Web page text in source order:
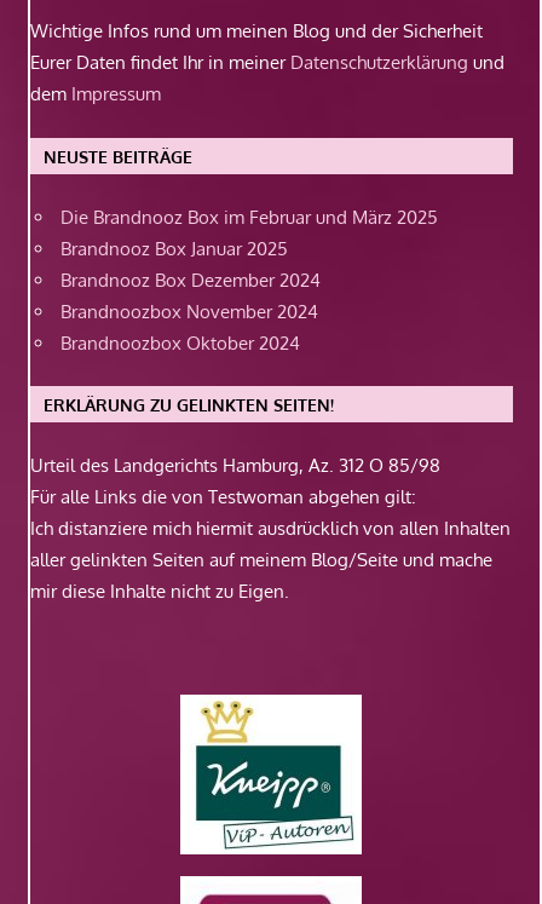
Wichtige Infos rund um meinen Blog und der Sicherheit
Eurer Daten findet Ihr in meiner Datenschutzerklärung und
dem Impressum
NEUSTE BEITRÄGE
Die Brandnooz Box im Februar und März 2025
Brandnooz Box Januar 2025
Brandnooz Box Dezember 2024
Brandnoozbox November 2024
Brandnoozbox Oktober 2024
ERKLÄRUNG ZU GELINKTEN SEITEN!
Urteil des Landgerichts Hamburg, Az. 312 O 85/98
Für alle Links die von Testwoman abgehen gilt:
Ich distanziere mich hiermit ausdrücklich von allen Inhalten
aller gelinkten Seiten auf meinem Blog/Seite und mache
mir diese Inhalte nicht zu Eigen.